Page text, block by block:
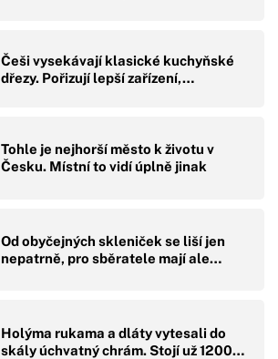
Češi vysekávají klasické kuchyňské
dřezy. Pořizují lepší zařízení,…
Tohle je nejhorší město k životu v
Česku. Místní to vidí úplně jinak
Od obyčejných skleniček se liší jen
nepatrně, pro sběratele mají ale…
Holýma rukama a dláty vytesali do
skály úchvatný chrám. Stojí už 1200…